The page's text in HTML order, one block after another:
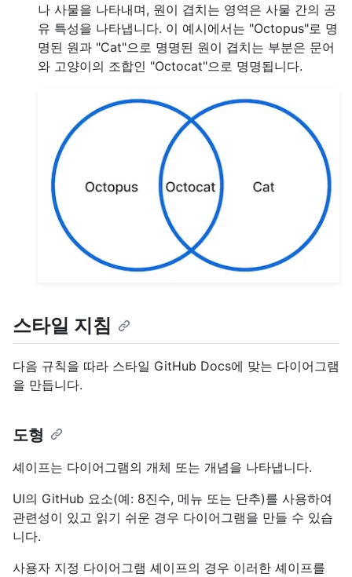
나 사물을 나타내며, 원이 겹치는 영역은 사물 간의 공
유 특성을 나타냅니다. 이 예시에서는 "Octopus"로 명
명된 원과 "Cat"으로 명명된 원이 겹치는 부분은 문어
와 고양이의 조합인 "Octocat"으로 명명됩니다.
스타일 지침
다음 규칙을 따라 스타일 GitHub Docs에 맞는 다이어그램
을 만듭니다.
도형
셰이프는 다이어그램의 개체 또는 개념을 나타냅니다.
UI의 GitHub 요소(예: 8진수, 메뉴 또는 단추)를 사용하여
관련성이 있고 읽기 쉬운 경우 다이어그램을 만들 수 있습
니다.
사용자 지정 다이어그램 셰이프의 경우 이러한 셰이프를